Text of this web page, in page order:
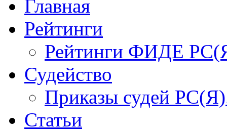
Главная
Рейтинги
Рейтинги ФИДЕ
Судейство
Приказы судей
Статьи